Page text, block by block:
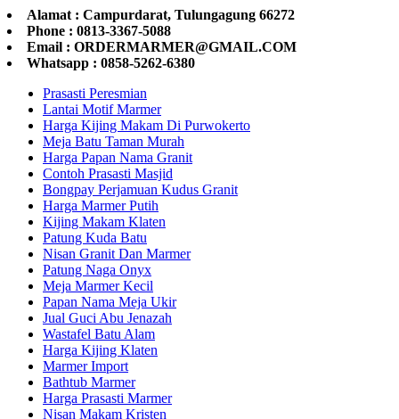
Alamat : Campurdarat, Tulungagung 66272
Phone : 0813-3367-5088
Email : ORDERMARMER@GMAIL.COM
Whatsapp : 0858-5262-6380
Prasasti Peresmian
Lantai Motif Marmer
Harga Kijing Makam Di Purwokerto
Meja Batu Taman Murah
Harga Papan Nama Granit
Contoh Prasasti Masjid
Bongpay Perjamuan Kudus Granit
Harga Marmer Putih
Kijing Makam Klaten
Patung Kuda Batu
Nisan Granit Dan Marmer
Patung Naga Onyx
Meja Marmer Kecil
Papan Nama Meja Ukir
Jual Guci Abu Jenazah
Wastafel Batu Alam
Harga Kijing Klaten
Marmer Import
Bathtub Marmer
Harga Prasasti Marmer
Nisan Makam Kristen